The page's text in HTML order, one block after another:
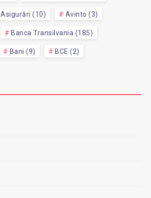
Asigurări (10) Avinto (3)
Banca Transilvania (185)
Bani (9) BCE (2)